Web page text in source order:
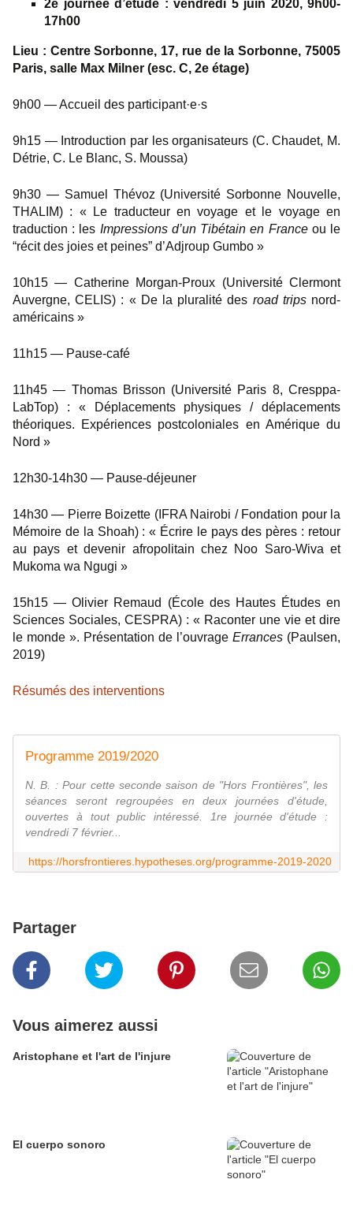
2e journée d’étude : vendredi 5 juin 2020, 9h00-
17h00
Lieu : Centre Sorbonne, 17, rue de la Sorbonne, 75005
Paris, salle Max Milner (esc. C, 2e étage)
9h00 — Accueil des participant·e·s
9h15 — Introduction par les organisateurs (C. Chaudet, M.
Détrie, C. Le Blanc, S. Moussa)
9h30 — Samuel Thévoz (Université Sorbonne Nouvelle,
THALIM) : « Le traducteur en voyage et le voyage en
traduction : les Impressions d’un Tibétain en France ou le
“récit des joies et peines” d’Adjroup Gumbo »
10h15 — Catherine Morgan-Proux (Université Clermont
Auvergne, CELIS) : « De la pluralité des road trips nord-
américains »
11h15 — Pause-café
11h45 — Thomas Brisson (Université Paris 8, Cresppa-
LabTop) : « Déplacements physiques / déplacements
théoriques. Expériences postcoloniales en Amérique du
Nord »
12h30-14h30 — Pause-déjeuner
14h30 — Pierre Boizette (IFRA Nairobi / Fondation pour la
Mémoire de la Shoah) : « Écrire le pays des pères : retour
au pays et devenir afropolitain chez Noo Saro-Wiva et
Mukoma wa Ngugi »
15h15 — Olivier Remaud (École des Hautes Études en
Sciences Sociales, CESPRA) : « Raconter une vie et dire
le monde ». Présentation de l’ouvrage Errances (Paulsen,
2019)
Résumés des interventions
Programme 2019/2020
N. B. : Pour cette seconde saison de "Hors Frontières", les
séances seront regroupées en deux journées d'étude,
ouvertes à tout public intéressé. 1re journée d'étude :
vendredi 7 février...
https://horsfrontieres.hypotheses.org/programme-2019-2020
Partager
Vous aimerez aussi
Aristophane et l'art de l'injure
El cuerpo sonoro